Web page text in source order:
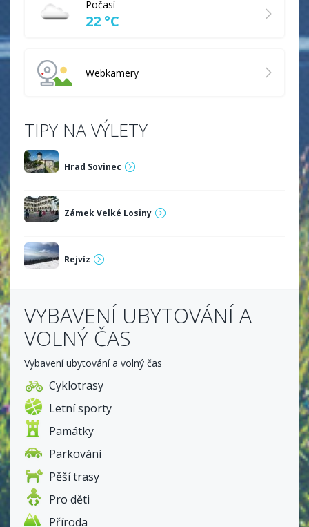
Počasí
22 °C
Webkamery
TIPY NA VÝLETY
Hrad Sovinec
Zámek Velké Losiny
Rejvíz
VYBAVENÍ UBYTOVÁNÍ A
VOLNÝ ČAS
Vybavení ubytování a volný čas
Cyklotrasy
Letní sporty
Památky
Parkování
Pěší trasy
Pro děti
Příroda